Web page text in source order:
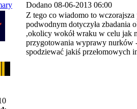
Dodano 08-06-2013 06:00
Z tego co wiadomo to wczorajsza
podwodnym dotyczyła zbadania
,okolicy wokół wraku w celu jak
przygotowania wyprawy nurków
spodziewać jakiś przełomowych